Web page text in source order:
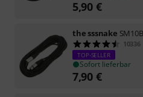
5,90 €
the sssnake
10336
TOP-SELLER
Sofort lieferbar
7,90 €